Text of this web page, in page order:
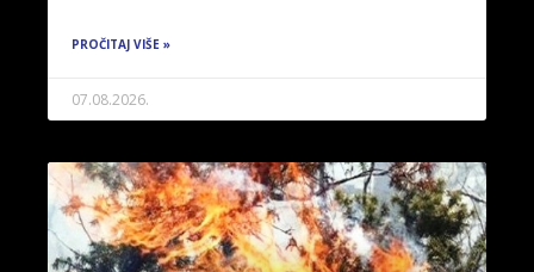
PROČITAJ VIŠE »
07.08.2026.